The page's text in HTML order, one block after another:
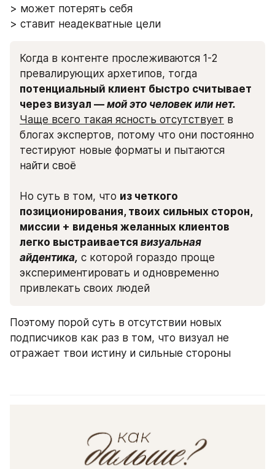
> может потерять себя
> ставит неадекватные цели
Когда в контенте прослеживаются 1-2
потенциальный клиент быстро считывает
через визуал — мой это человек или нет.
Чаще всего такая ясность отсутствует в
блогах экспертов, потому что они постоянно
тестируют новые форматы и пытаются
найти своё
Но суть в том, что из четкого
позиционирования, твоих сильных сторон,
миссии + виденья желанных клиентов
легко выстраивается визуальная
айдентика, с которой гораздо проще
экспериментировать и одновременно
привлекать своих людей
Поэтому порой суть в отсутствии новых
подписчиков как раз в том, что визуал не
отражает твои истину и сильные стороны